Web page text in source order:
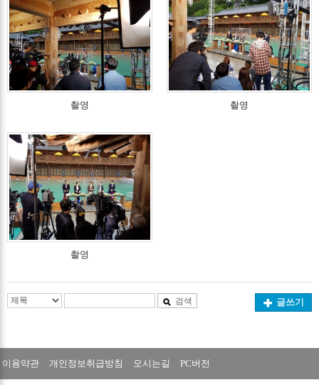
촬영 촬영
촬영
검색 글쓰기
이용약관 개인정보취급방침 오시는길 PC버전